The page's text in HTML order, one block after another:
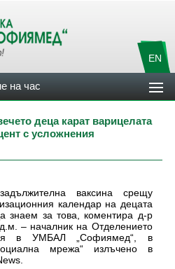
EN
на час
деца карат варицелата
с усложнения
ваксина срещу
календар на децата
знаем за това, коментира д-р
– началник на Отделението
в УМБАЛ „Софиямед“, в
мрежа“ излъчено в